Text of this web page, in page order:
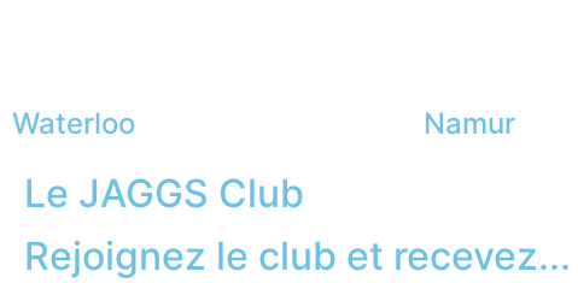
Waterloo Namur
Le JAGGS Club
Rejoignez le club et recevez...